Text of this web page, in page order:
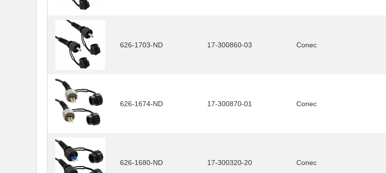
626-1703-ND 17-300860-03 Conec
626-1674-ND 17-300870-01 Conec
626-1680-ND 17-300320-20 Conec